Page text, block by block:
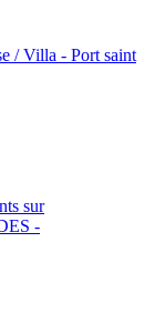
/ Villa - Port saint
sur
-